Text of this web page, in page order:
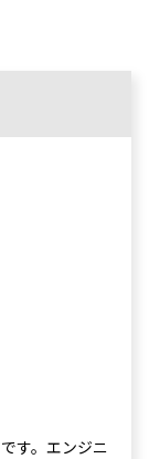
す。エンジニ